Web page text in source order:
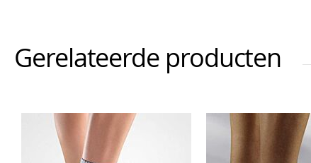
Gerelateerde producten